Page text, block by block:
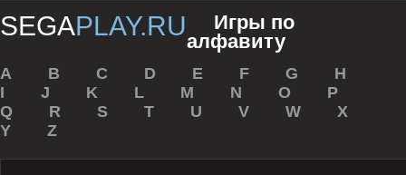
SEGAPLAY.RU
Игры по
алфавиту
A B С D E F G
H
I
J K L M N O
P
Q
R S T U V W
X
Y
Z